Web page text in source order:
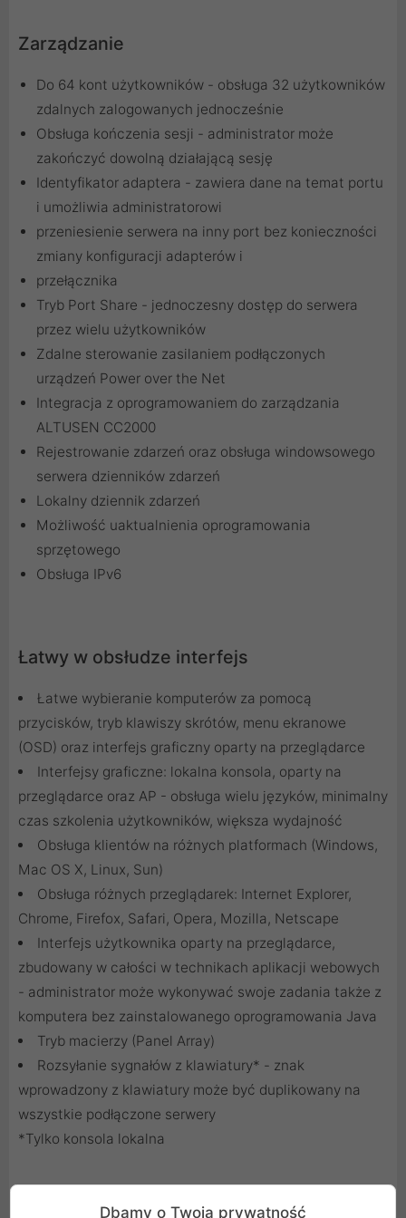
Zarządzanie
Do 64 kont użytkowników - obsługa 32 użytkowników
zdalnych zalogowanych jednocześnie
Obsługa kończenia sesji - administrator może
zakończyć dowolną działającą sesję
Identyfikator adaptera - zawiera dane na temat portu
i umożliwia administratorowi
przeniesienie serwera na inny port bez konieczności
zmiany konfiguracji adapterów i
przełącznika
Tryb Port Share - jednoczesny dostęp do serwera
przez wielu użytkowników
Zdalne sterowanie zasilaniem podłączonych
urządzeń Power over the Net
Integracja z oprogramowaniem do zarządzania
ALTUSEN CC2000
Rejestrowanie zdarzeń oraz obsługa windowsowego
serwera dzienników zdarzeń
Lokalny dziennik zdarzeń
Możliwość uaktualnienia oprogramowania
sprzętowego
Obsługa IPv6
Łatwy w obsłudze interfejs
Łatwe wybieranie komputerów za pomocą
przycisków, tryb klawiszy skrótów, menu ekranowe
(OSD) oraz interfejs graficzny oparty na przeglądarce
Interfejsy graficzne: lokalna konsola, oparty na
przeglądarce oraz AP - obsługa wielu języków, minimalny
czas szkolenia użytkowników, większa wydajność
Obsługa klientów na różnych platformach (Windows,
Mac OS X, Linux, Sun)
Obsługa różnych przeglądarek: Internet Explorer,
Chrome, Firefox, Safari, Opera, Mozilla, Netscape
Interfejs użytkownika oparty na przeglądarce,
zbudowany w całości w technikach aplikacji webowych
- administrator może wykonywać swoje zadania także z
komputera bez zainstalowanego oprogramowania Java
Tryb macierzy (Panel Array)
Rozsyłanie sygnałów z klawiatury* - znak
wprowadzony z klawiatury może być duplikowany na
wszystkie podłączone serwery
*Tylko konsola lokalna
Zaawansowane zabezpieczenia
Dbamy o Twoją prywatność